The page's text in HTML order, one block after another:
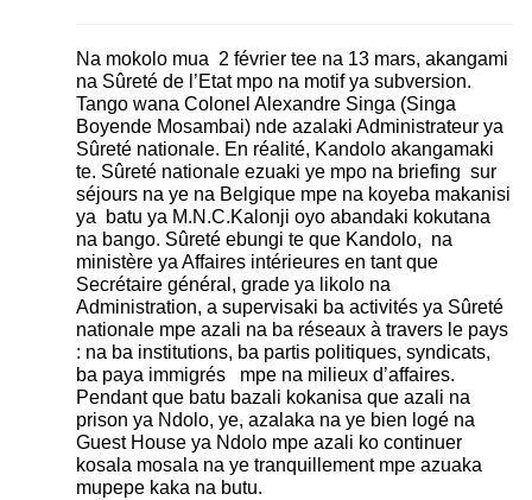
Na mokolo mua 2 février tee na 13 mars, akangami
na Sûreté de l’Etat mpo na motif ya subversion.
Tango wana Colonel Alexandre Singa (Singa
Boyende Mosambai) nde azalaki Administrateur ya
Sûreté nationale. En réalité, Kandolo akangamaki
te. Sûreté nationale ezuaki ye mpo na briefing sur
séjours na ye na Belgique mpe na koyeba makanisi
ya batu ya M.N.C.Kalonji oyo abandaki kokutana
na bango. Sûreté ebungi te que Kandolo, na
ministère ya Affaires intérieures en tant que
Secrétaire général, grade ya likolo na
Administration, a supervisaki ba activités ya Sûreté
nationale mpe azali na ba réseaux à travers le pays
: na ba institutions, ba partis politiques, syndicats,
ba paya immigrés mpe na milieux d’affaires.
Pendant que batu bazali kokanisa que azali na
prison ya Ndolo, ye, azalaka na ye bien logé na
Guest House ya Ndolo mpe azali ko continuer
kosala mosala na ye tranquillement mpe azuaka
mupepe kaka na butu.